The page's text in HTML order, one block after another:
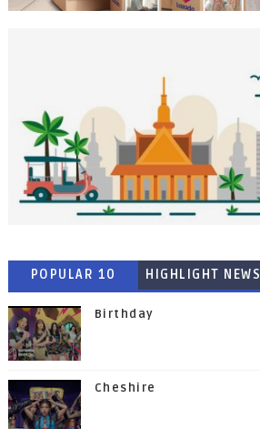
POPULAR 10 HIGHLIGHT NEWS
Birthday
Cheshire